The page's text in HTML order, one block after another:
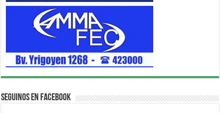
Seguinos en Facebook